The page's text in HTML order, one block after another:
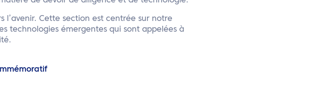
l’avenir. Cette section est centrée sur notre
technologies émergentes qui sont appelées à